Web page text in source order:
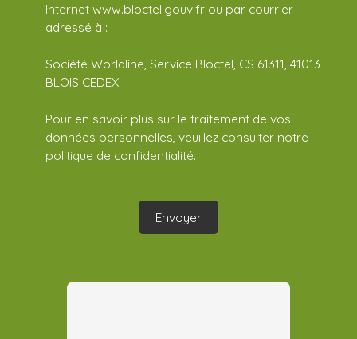
Internet www.bloctel.gouv.fr ou par courrier
adressé à :
Société Worldline, Service Bloctel, CS 61311, 41013
BLOIS CEDEX.
Pour en savoir plus sur le traitement de vos
données personnelles, veuillez consulter notre
politique de confidentialité.
Envoyer